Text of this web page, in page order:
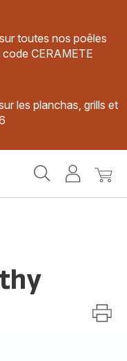
toutes nos poêles
CERAMETE
les planchas, grills et
MonMon